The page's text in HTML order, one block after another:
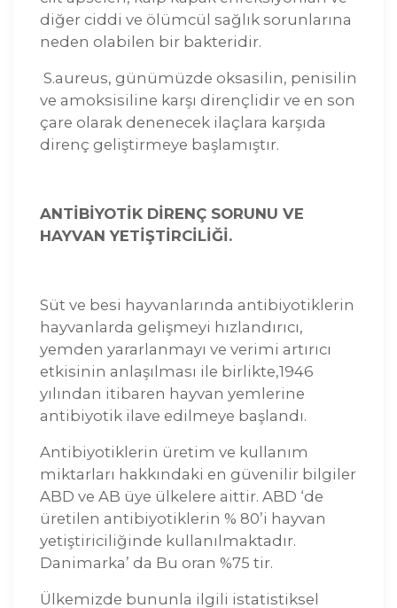
diğer ciddi ve ölümcül sağlık sorunlarına
neden olabilen bir bakteridir.
S.aureus, günümüzde oksasilin, penisilin
ve amoksisiline karşı dirençlidir ve en son
çare olarak denenecek ilaçlara karşıda
direnç geliştirmeye başlamıştır.
ANTİBİYOTİK DİRENÇ SORUNU VE
HAYVAN YETİŞTİRCİLİĞİ.
Süt ve besi hayvanlarında antibiyotiklerin
hayvanlarda gelişmeyi hızlandırıcı,
yemden yararlanmayı ve verimi artırıcı
etkisinin anlaşılması ile birlikte,1946
yılından itibaren hayvan yemlerine
antibiyotik ilave edilmeye başlandı.
Antibiyotiklerin üretim ve kullanım
miktarları hakkındaki en güvenilir bilgiler
ABD ve AB üye ülkelere aittir. ABD ‘de
üretilen antibiyotiklerin % 80’i hayvan
yetiştiriciliğinde kullanılmaktadır.
Danimarka’ da Bu oran %75 tir.
Ülkemizde bununla ilgili istatistiksel